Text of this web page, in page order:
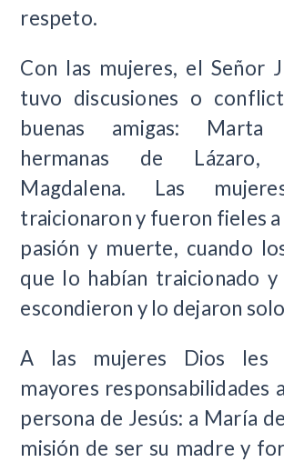
respeto.
Con las mujeres, el Señor
tuvo discusiones o
buenas amigas:
hermanas de
Magdalena. Las
traicionaron y fueron fieles a
pasión y muerte, cuando
que lo habían traicionado y
escondieron y lo dejaron
A las mujeres Dios les
mayores responsabilidades
persona de Jesús: a María
misión de ser su madre y